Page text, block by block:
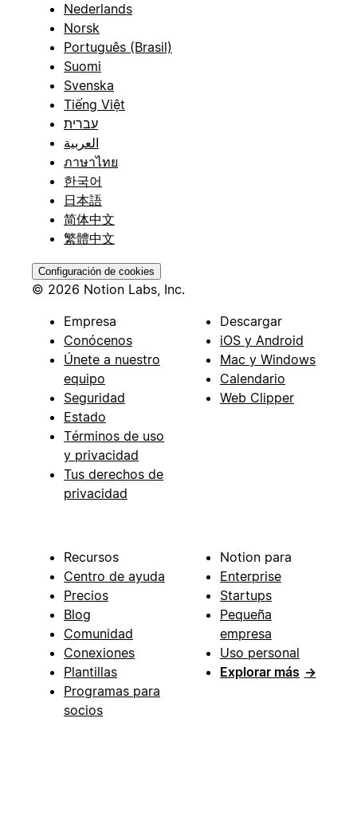
Nederlands
Norsk
Português (Brasil)
Suomi
Svenska
Tiếng Việt
עברית
العربية
ภาษาไทย
한국어
日本語
简体中文
繁體中文
Configuración de cookies
© 2026 Notion Labs, Inc.
Empresa
Conócenos
Únete a nuestro
equipo
Seguridad
Estado
Términos de uso
y privacidad
Tus derechos de
privacidad
Descargar
iOS y Android
Mac y Windows
Calendario
Web Clipper
Recursos
Centro de ayuda
Precios
Blog
Comunidad
Conexiones
Plantillas
Programas para
socios
Notion para
Enterprise
Startups
Pequeña
empresa
Uso personal
Explorar más →